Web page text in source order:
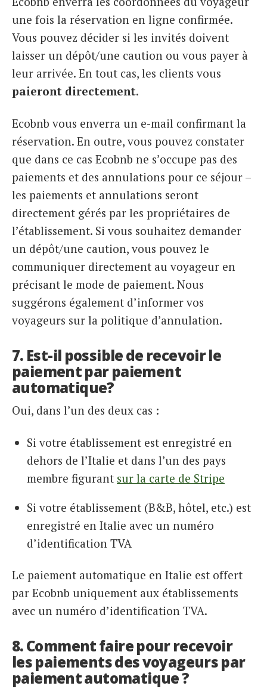
une fois la réservation en ligne confirmée.
Vous pouvez décider si les invités doivent
laisser un dépôt/une caution ou vous payer à
leur arrivée. En tout cas, les clients vous
paieront directement.
Ecobnb vous enverra un e-mail confirmant la
réservation. En outre, vous pouvez constater
que dans ce cas Ecobnb ne s’occupe pas des
paiements et des annulations pour ce séjour –
les paiements et annulations seront
directement gérés par les propriétaires de
l’établissement. Si vous souhaitez demander
un dépôt/une caution, vous pouvez le
communiquer directement au voyageur en
précisant le mode de paiement. Nous
suggérons également d’informer vos
voyageurs sur la politique d’annulation.
7. Est-il possible de recevoir le
paiement par paiement
automatique?
Oui, dans l’un des deux cas :
Si votre établissement est enregistré en
dehors de l’Italie et dans l’un des pays
membre figurant sur la carte de Stripe
Si votre établissement (B&B, hôtel, etc.) est
enregistré en Italie avec un numéro
d’identification TVA
Le paiement automatique en Italie est offert
par Ecobnb uniquement aux établissements
avec un numéro d’identification TVA.
8. Comment faire pour recevoir
les paiements des voyageurs par
paiement automatique ?